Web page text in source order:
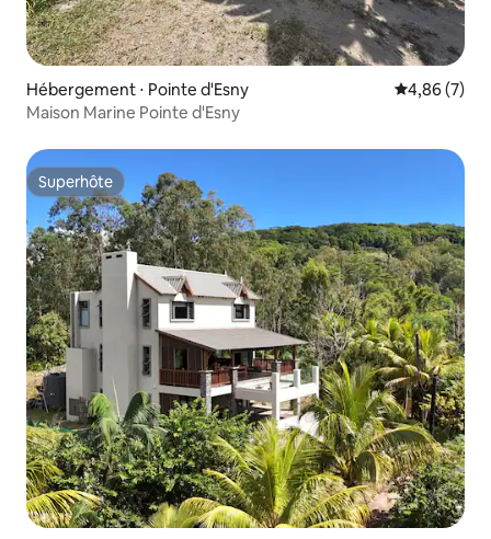
Hébergement ⋅ Pointe d'Esny Évaluation
4,86 (7)
Maison Marine Pointe d'Esny
Superhôte
Superhôte